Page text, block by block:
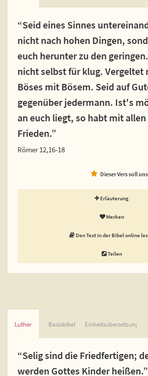
“Seid eines Sinnes
nicht nach hohen Dingen,
euch herunter zu den
nicht selbst für klug. Vergeltet
Böses mit Bösem. Seid auf
gegenüber jedermann. Ist's
an euch liegt, so habt mit allen
Frieden.”
Römer 12,16-18
Dieser Vers soll
Erläuterung
Merken
Den Text in der Bibel online
Teilen
Luther Basisbibel Einheitsübersetzung
“Selig sind die Friedfertigen;
werden Gottes Kinder heißen.”